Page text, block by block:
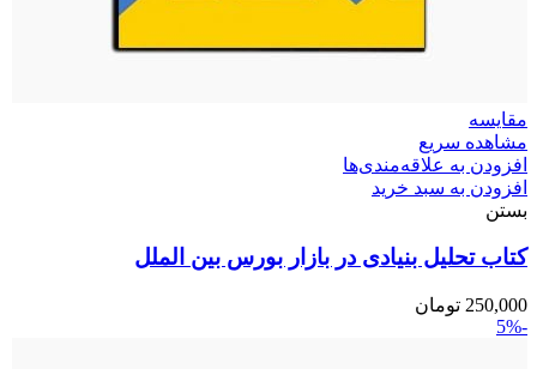
مقایسه
مشاهده سریع
افزودن به علاقه‌مندی‌ها
افزودن به سبد خرید
بستن
کتاب تحلیل بنیادی در بازار بورس بین الملل
250,000 تومان
-5%